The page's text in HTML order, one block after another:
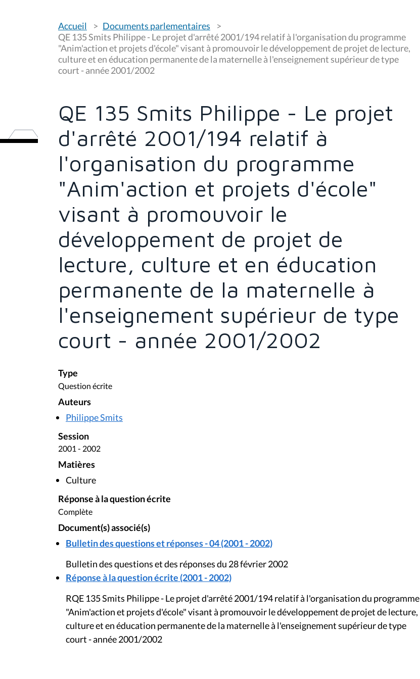
o
u
s
ê
t
e
s
:
Accueil
Documents parlementaires
QE 135 Smits Philippe - Le projet d'arrêté 2001/194 relatif à l'organisation du programme
"Anim'action et projets d'école" visant à promouvoir le développement de projet de lecture,
culture et en éducation permanente de la maternelle à l'enseignement supérieur de type
court - année 2001/2002
QE 135 Smits Philippe - Le projet
d'arrêté 2001/194 relatif à
l'organisation du programme
"Anim'action et projets d'école"
visant à promouvoir le
développement de projet de
lecture, culture et en éducation
permanente de la maternelle à
l'enseignement supérieur de type
court - année 2001/2002
Type
Question écrite
Auteurs
Philippe Smits
Session
2001 - 2002
Matières
Culture
Réponse à la question écrite
Complète
Document(s) associé(s)
Bulletin des questions et réponses - 04 (2001 - 2002)
Bulletin des questions et des réponses du 28 février 2002
Réponse à la question écrite (2001 - 2002)
RQE 135 Smits Philippe - Le projet d'arrêté 2001/194 relatif à l'organisation du programme
"Anim'action et projets d'école" visant à promouvoir le développement de projet de lecture,
culture et en éducation permanente de la maternelle à l'enseignement supérieur de type
court - année 2001/2002